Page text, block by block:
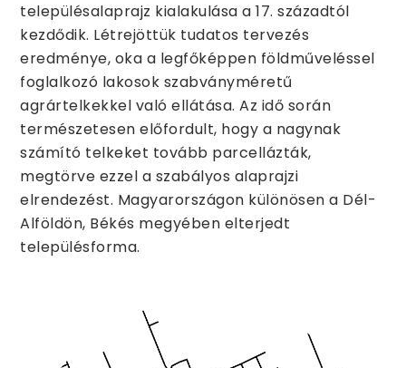
településalaprajz kialakulása a 17. századtól
kezdődik. Létrejöttük tudatos tervezés
eredménye, oka a legfőképpen földműveléssel
foglalkozó lakosok szabványméretű
agrártelkekkel való ellátása. Az idő során
természetesen előfordult, hogy a nagynak
számító telkeket tovább parcellázták,
megtörve ezzel a szabályos alaprajzi
elrendezést. Magyarországon különösen a Dél-
Alföldön, Békés megyében elterjedt
településforma.